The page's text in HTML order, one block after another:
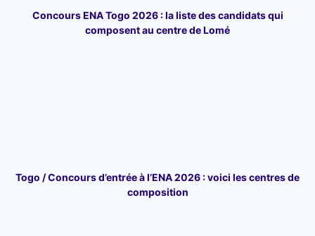
Concours ENA Togo 2026 : la liste des candidats qui
composent au centre de Lomé
Togo / Concours d’entrée à l’ENA 2026 : voici les centres de
composition